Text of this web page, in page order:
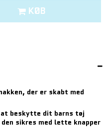
KØB
der er skabt med
beskytte dit barns tøj
sikres med lette knapper